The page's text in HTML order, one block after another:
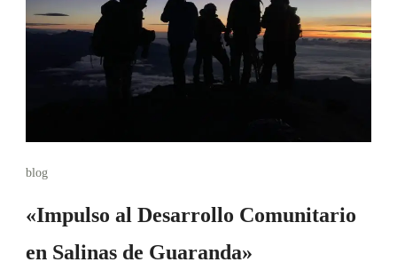
blog
«Impulso al Desarrollo Comunitario
en Salinas de Guaranda»